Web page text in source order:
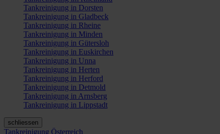
Tankreinigung in Dorsten
Tankreinigung in Gladbeck
Tankreinigung in Rheine
Tankreinigung in Minden
Tankreinigung in Gütersloh
Tankreinigung in Euskirchen
Tankreinigung in Unna
Tankreinigung in Herten
Tankreinigung in Herford
Tankreinigung in Detmold
Tankreinigung in Arnsberg
Tankreinigung in Lippstadt
schliessen
Tankreinigung Österreich